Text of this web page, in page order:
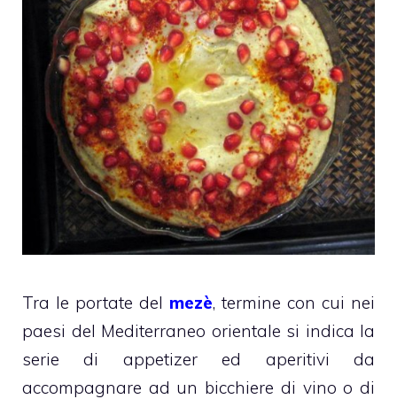
Tra le portate del mezè, termine con cui nei
paesi del Mediterraneo orientale si indica la
serie di appetizer ed aperitivi da
accompagnare ad un bicchiere di vino o di